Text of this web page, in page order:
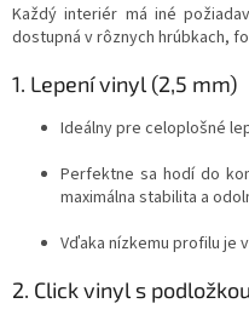
Každý interiér má iné
dostupná v rôznych hrúbkach,
1. Lepení vinyl (2,5 mm)
Ideálny pre celoplošné
Perfektne sa hodí do
maximálna stabilita a
Vďaka nízkemu profilu je
2. Click vinyl s